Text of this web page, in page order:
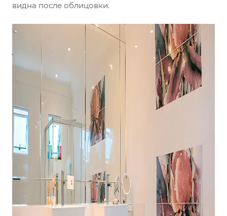
видна после облицовки.